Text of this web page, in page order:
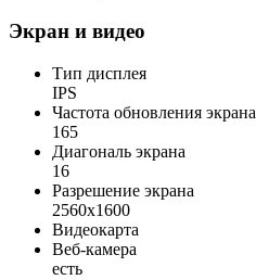
Экран и видео
Тип дисплея
IPS
Частота обновления экрана
165
Диагональ экрана
16
Разрешение экрана
2560x1600
Видеокарта
Веб-камера
есть